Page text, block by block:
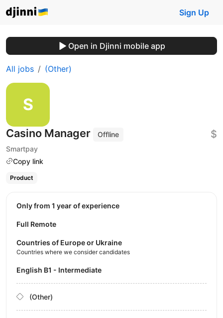
Sign Up
Open in Djinni mobile app
All jobs (Other)
Casino Manager
Offline
Smartpay
Copy link
$
Product
Only from 1 year of experience
Full Remote
Countries of Europe or Ukraine
Countries where we consider candidates
English B1 - Intermediate
(Other)